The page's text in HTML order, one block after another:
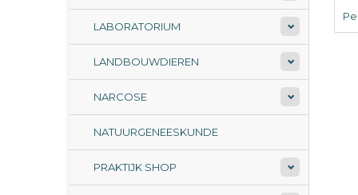
LABORATORIUM
LANDBOUWDIEREN
NARCOSE
NATUURGENEESKUNDE
PRAKTIJK SHOP